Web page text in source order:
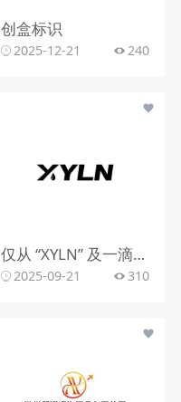
创盒标识
2025-12-21 240
仅从 “XYLN” 及一滴液体的标识，难以明确行业。
2025-09-21 310